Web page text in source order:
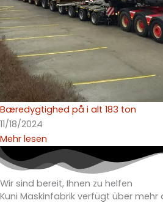
Bæredygtighed på i alt 183 ton
11/18/2024
Mehr lesen
Wir sind bereit, Ihnen zu helfen
Kuni Maskinfabrik verfügt über mehr